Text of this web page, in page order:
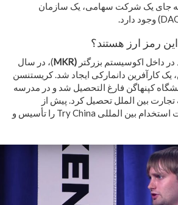
به جای یک شرکت سهامی، یک سازمان
رمز ارز هستند؟
(MKR
)، در سال
یک کارآفرین دانمارکی ایجاد شد. کریستنسن
کپنهاگن فارغ التحصیل شد و در مدرسه
بین الملل تحصیل کرد. پیش از
MakerDAO، وی شرکت استخدام بین المللی Try China را تأسیس و